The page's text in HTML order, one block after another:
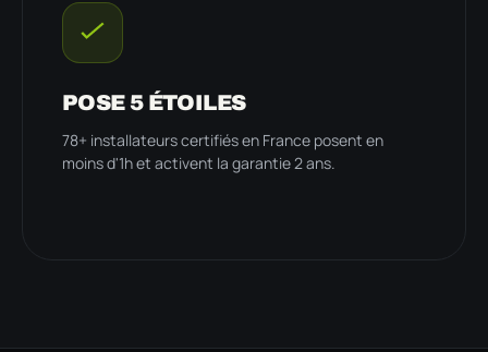
POSE 5 ÉTOILES
78+ installateurs certifiés en France posent en
moins d'1h et activent la garantie 2 ans.